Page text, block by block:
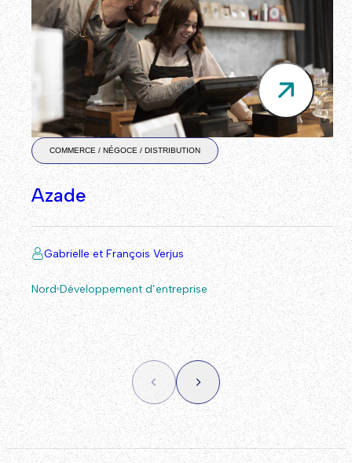
COMMERCE / NÉGOCE / DISTRIBUTION
Azade
Gabrielle et François Verjus
Nord Développement d’entreprise